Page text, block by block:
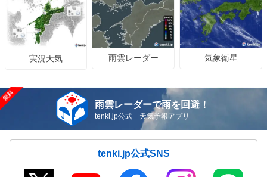
実況天気 雨雲レーダー 気象衛星
雨雲レーダーで雨を回避！
tenki.jp公式 天気予報アプリ
tenki.jp公式SNS